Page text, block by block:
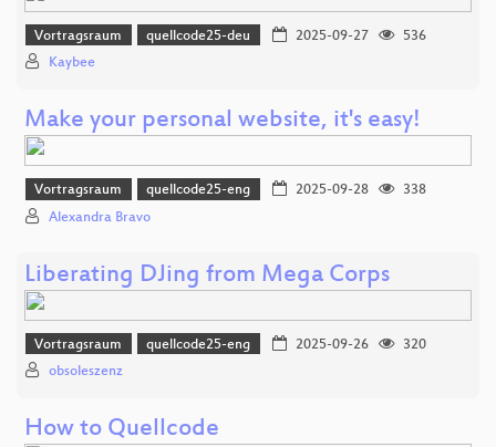
Vortragsraum quellcode25-deu 2025-09-27
536
Kaybee
Make your personal website, it's easy!
Vortragsraum quellcode25-eng 2025-09-28
338
Alexandra Bravo
Liberating DJing from Mega Corps
Vortragsraum quellcode25-eng 2025-09-26
320
obsoleszenz
How to Quellcode